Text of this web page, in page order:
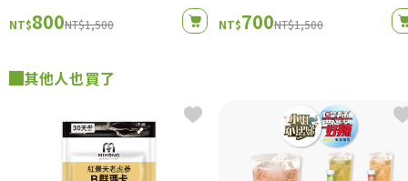
NT$800NT$1,500 NT$700NT$1,500
其他人也買了